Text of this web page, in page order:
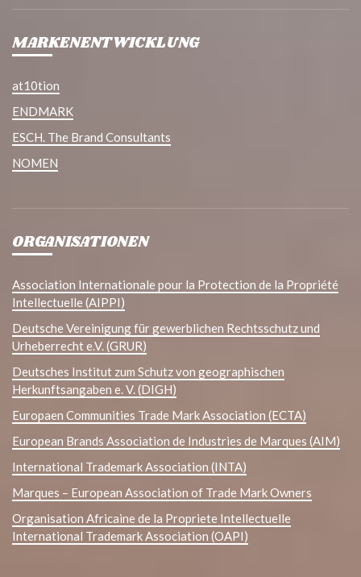
MARKENENTWICKLUNG
at10tion
ENDMARK
ESCH. The Brand Consultants
NOMEN
ORGANISATIONEN
Association Internationale pour la Protection de la Propriété
Intellectuelle (AIPPI)
Deutsche Vereinigung für gewerblichen Rechtsschutz und
Urheberrecht e.V. (GRUR)
Deutsches Institut zum Schutz von geographischen
Herkunftsangaben e. V. (DIGH)
Europaen Communities Trade Mark Association (ECTA)
European Brands Association de Industries de Marques (AIM)
International Trademark Association (INTA)
Marques – European Association of Trade Mark Owners
Organisation Africaine de la Propriete Intellectuelle
International Trademark Association (OAPI)